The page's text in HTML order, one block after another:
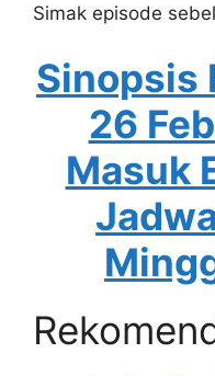
Simak episode
Sinopsis
26
Masuk